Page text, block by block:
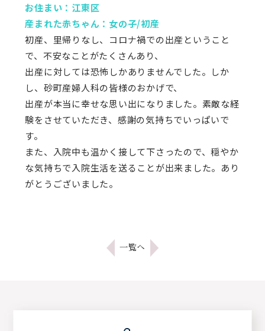
お住まい：江東区
産まれた赤ちゃん：女の子/初産
初産、里帰りなし、コロナ禍での出産ということ
で、不安なことがたくさんあり、
出産に対しては恐怖しかありませんでした。しか
し、砂町産婦人科の皆様のおかげで、
出産が本当に幸せな思い出になりました。素敵な経
験をさせていただき、感謝の気持ちでいっぱいで
す。
また、入院中も温かく接して下さったので、穏やか
な気持ちで入院生活を送ることが出来ました。あり
がとうございました。
一覧へ